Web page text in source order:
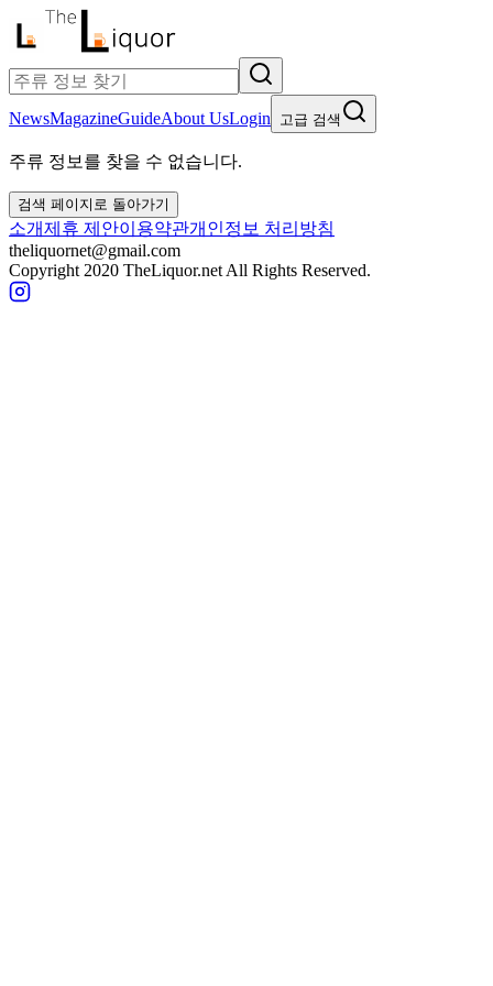
NewsMagazineGuideAbout UsLogin 고급 검색
주류 정보를 찾을 수 없습니다.
검색 페이지로 돌아가기
소개제휴 제안이용약관개인정보 처리방침
theliquornet@gmail.com
Copyright 2020 TheLiquor.net All Rights Reserved.